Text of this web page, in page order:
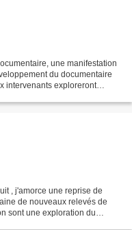
une manifestation
du documentaire
intervenants exploreront
, j'amorce une reprise de
de nouveaux relevés de
sont une exploration du